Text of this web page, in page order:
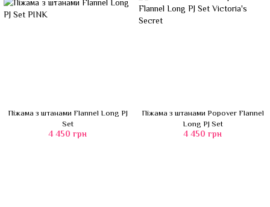
Піжама з штанами Flannel Long PJ
Set
4 450 грн
Піжама з штанами Popover Flannel
Long PJ Set
4 450 грн